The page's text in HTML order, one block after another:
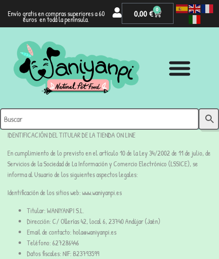
Envío gratis en compras superiores a 60
euros en toda la península.
0,00€ 0
IDENTIFICACIÓN DEL TITULAR DE LA TIENDA ON LINE
En cumplimiento de lo previsto en el artículo 10 de la Ley 34/2002 de 11 de julio, de
Servicios de la Sociedad de La Información y Comercio Electrónico (LSSICE), se
informa al Usuario de los siguientes aspectos legales:
Identificación de los sitios web: www.waniyanpi.es
Titular: WANIYANPI S.L.
Dirección: C/ Ollerías 42, local 6, 23740 Andújar (Jaén)
Email de contacto: hola@waniyanpi.es
Teléfono: 627286446
Datos fiscales: NIF: B23793599